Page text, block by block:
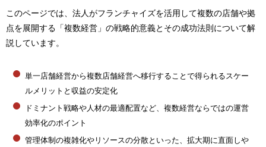
このページでは、法人がフランチャイズを活用して複数の店舗や拠
点を展開する「複数経営」の戦略的意義とその成功法則について解
説しています。
単一店舗経営から複数店舗経営へ移行することで得られるスケー
ルメリットと収益の安定化
ドミナント戦略や人材の最適配置など、複数経営ならではの運営
効率化のポイント
管理体制の複雑化やリソースの分散といった、拡大期に直面しや